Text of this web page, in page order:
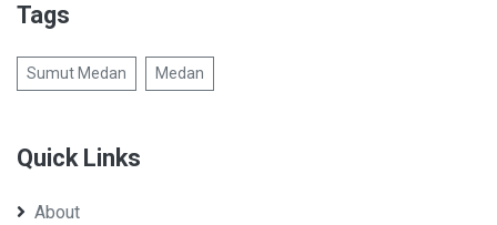
Tags
Sumut Medan Medan
Quick Links
About